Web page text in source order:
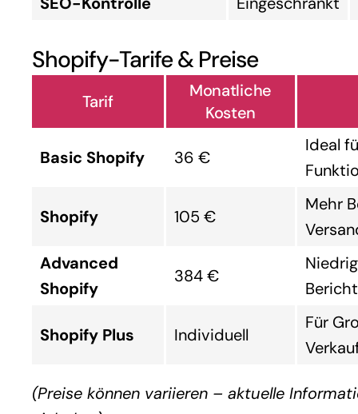
Shopify-Tarife & Preise
Tarif
Monatliche
Kosten
Basic Shopify 36 €
Ideal
Shopify 105 €
Mehr
Advanced
Shopify
384 €
Shopify Plus Individuell
Für
(Preise können variieren – aktuelle